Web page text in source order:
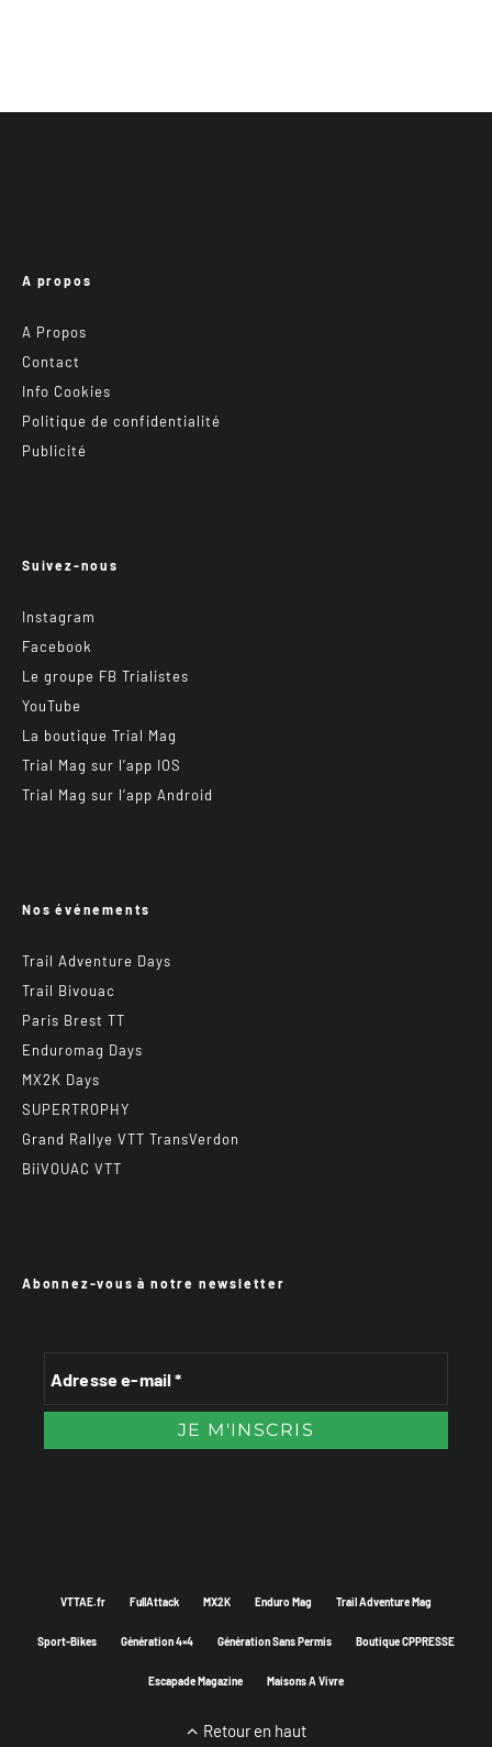
A propos
A Propos
Contact
Info Cookies
Politique de confidentialité
Publicité
Suivez-nous
Instagram
Facebook
Le groupe FB Trialistes
YouTube
La boutique Trial Mag
Trial Mag sur l’app IOS
Trial Mag sur l’app Android
Nos événements
Trail Adventure Days
Trail Bivouac
Paris Brest TT
Enduromag Days
MX2K Days
SUPERTROPHY
Grand Rallye VTT TransVerdon
BiiVOUAC VTT
Abonnez-vous à notre newsletter
VTTAE.fr FullAttack MX2K Enduro Mag Trail Adventure Mag
Sport-Bikes Génération 4×4 Génération Sans Permis Boutique CPPRESSE
Escapade Magazine Maisons A Vivre
Retour en haut